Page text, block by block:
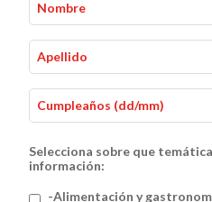
Ordenar por:
Selecciona sobre que
información:
-Alimentación y